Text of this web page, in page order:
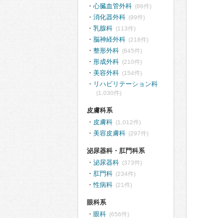
心臓血管外科 (86件)
消化器外科 (99件)
乳腺科 (113件)
脳神経外科 (218件)
整形外科 (845件)
形成外科 (210件)
美容外科 (154件)
リハビリテーション科
(1,030件)
皮膚科系
皮膚科 (1,012件)
美容皮膚科 (297件)
泌尿器科・肛門科系
泌尿器科 (373件)
肛門科 (234件)
性病科 (21件)
眼科系
眼科 (656件)